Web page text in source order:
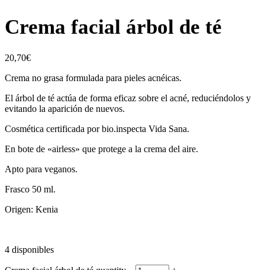
Crema facial árbol de té
20,70€
Crema no grasa formulada para pieles acnéicas.
El árbol de té actúa de forma eficaz sobre el acné, reduciéndolos y
evitando la aparición de nuevos.
Cosmética certificada por bio.inspecta Vida Sana.
En bote de «airless» que protege a la crema del aire.
Apto para veganos.
Frasco 50 ml.
Origen: Kenia
4 disponibles